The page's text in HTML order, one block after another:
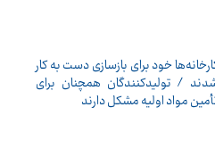
خود برای بازسازی دست به کار
/ تولیدکنندگان همچنان برای
مواد اولیه مشکل دارند